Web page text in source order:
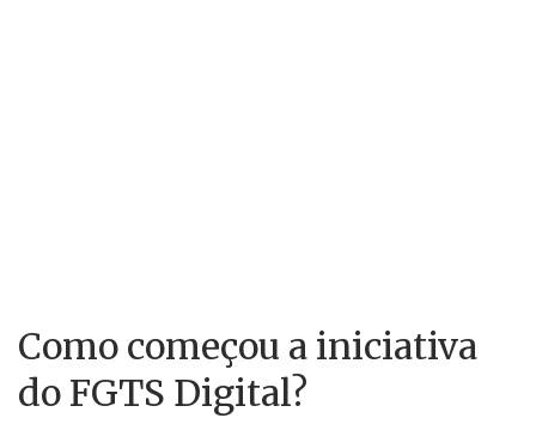
Como começou a iniciativa
do FGTS Digital?